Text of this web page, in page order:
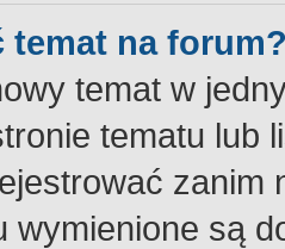
temat na
temat w
tematu lub
wymienione są